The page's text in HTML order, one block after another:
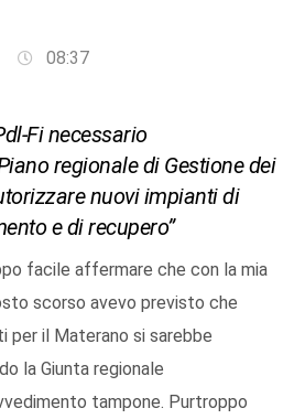
08:37
Fi necessario
regionale di Gestione dei
nuovi impianti di
e di recupero”
facile affermare che con la mia
scorso avevo previsto che
per il Materano si sarebbe
la Giunta regionale
tampone. Purtroppo